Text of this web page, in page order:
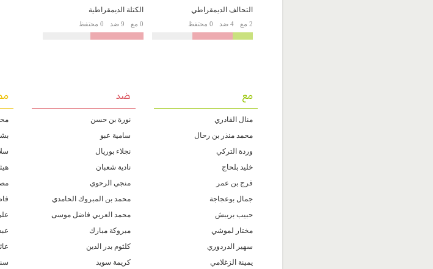
التحالف الديمقراطي
2 مع 4 ضد 0 محتفظ
الكتلة الديمقراطية
0 مع 9 ضد 0 محتفظ
مع
منال القادري
محمد منذر بن رحال
وردة التركي
خليد بلحاج
فرج بن عمر
جمال بوعجاجة
حبيب بريبش
مختار لموشي
سهير الدردوري
يمينة الزغلامي
ضد
نورة بن حسن
سامية عبو
نجلاء بوريال
نادية شعبان
منجي الرحوي
محمد بن المبروك الحامدي
محمد العربي فاضل موسى
مبروكة مبارك
كلثوم بدر الدين
كريمة سويد